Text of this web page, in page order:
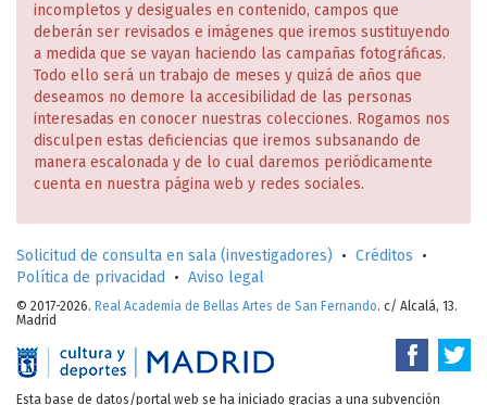
incompletos y desiguales en contenido, campos que
deberán ser revisados e imágenes que iremos sustituyendo
a medida que se vayan haciendo las campañas fotográficas.
Todo ello será un trabajo de meses y quizá de años que
deseamos no demore la accesibilidad de las personas
interesadas en conocer nuestras colecciones. Rogamos nos
disculpen estas deficiencias que iremos subsanando de
manera escalonada y de lo cual daremos periódicamente
cuenta en nuestra página web y redes sociales.
Solicitud de consulta en sala (investigadores) • Créditos •
Política de privacidad
• Aviso legal
© 2017-2026. Real Academia de Bellas Artes de San Fernando. c/ Alcalá, 13.
Madrid
Esta base de datos/portal web se ha iniciado gracias a una subvención